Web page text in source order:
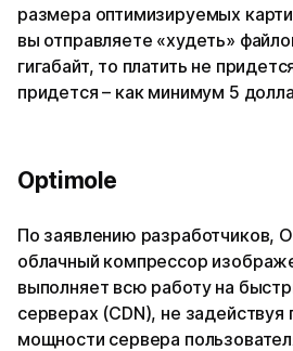
размера оптимизируемых
вы отправляете «худеть»
гигабайт, то платить не
придется – как минимум 5
Optimole
По заявлению разработчиков,
облачный компрессор
выполняет всю работу на
серверах (CDN), не
мощности сервера